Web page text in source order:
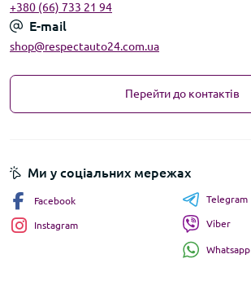
+380 (66) 733 21 94
E-mail
shop@respectauto24.com.ua
Перейти до контактів
Ми у соціальних мережах
Facebook
Instagram
Telegram
Viber
Whatsapp